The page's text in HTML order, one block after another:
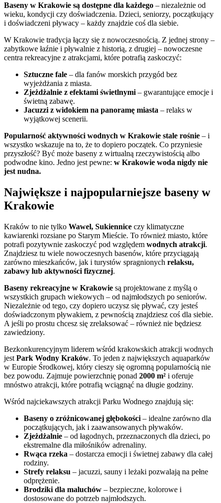
Baseny w Krakowie są dostępne dla każdego – niezależnie od
wieku, kondycji czy doświadczenia. Dzieci, seniorzy, początkujący
i doświadczeni pływacy – każdy znajdzie coś dla siebie.
W Krakowie tradycja łączy się z nowoczesnością. Z jednej strony –
zabytkowe łaźnie i pływalnie z historią, z drugiej – nowoczesne
centra rekreacyjne z atrakcjami, które potrafią zaskoczyć:
Sztuczne fale – dla fanów morskich przygód bez
wyjeżdżania z miasta.
Zjeżdżalnie z efektami świetlnymi – gwarantujące emocje i
świetną zabawę.
Jacuzzi z widokiem na panoramę miasta – relaks w
wyjątkowej scenerii.
Popularność aktywności wodnych w Krakowie stale rośnie – i
wszystko wskazuje na to, że to dopiero początek. Co przyniesie
przyszłość? Być może baseny z wirtualną rzeczywistością albo
podwodne kino. Jedno jest pewne: w Krakowie woda nigdy nie
jest nudna.
Największe i najpopularniejsze baseny w
Krakowie
Kraków to nie tylko Wawel, Sukiennice czy klimatyczne
kawiarenki rozsiane po Starym Mieście. To również miasto, które
potrafi pozytywnie zaskoczyć pod względem wodnych atrakcji.
Znajdziesz tu wiele nowoczesnych basenów, które przyciągają
zarówno mieszkańców, jak i turystów spragnionych relaksu,
zabawy lub aktywności fizycznej.
Baseny rekreacyjne w Krakowie są projektowane z myślą o
wszystkich grupach wiekowych – od najmłodszych po seniorów.
Niezależnie od tego, czy dopiero uczysz się pływać, czy jesteś
doświadczonym pływakiem, z pewnością znajdziesz coś dla siebie.
A jeśli po prostu chcesz się zrelaksować – również nie będziesz
zawiedziony.
Bezkonkurencyjnym liderem wśród krakowskich atrakcji wodnych
jest Park Wodny Kraków. To jeden z największych aquaparków
w Europie Środkowej, który cieszy się ogromną popularnością nie
bez powodu. Zajmuje powierzchnię ponad 2000 m² i oferuje
mnóstwo atrakcji, które potrafią wciągnąć na długie godziny.
Wśród najciekawszych atrakcji Parku Wodnego znajdują się:
Baseny o zróżnicowanej głębokości – idealne zarówno dla
początkujących, jak i zaawansowanych pływaków.
Zjeżdżalnie – od łagodnych, przeznaczonych dla dzieci, po
ekstremalne dla miłośników adrenaliny.
Rwąca rzeka – dostarcza emocji i świetnej zabawy dla całej
rodziny.
Strefy relaksu – jacuzzi, sauny i leżaki pozwalają na pełne
odprężenie.
Brodziki dla maluchów – bezpieczne, kolorowe i
dostosowane do potrzeb najmłodszych.